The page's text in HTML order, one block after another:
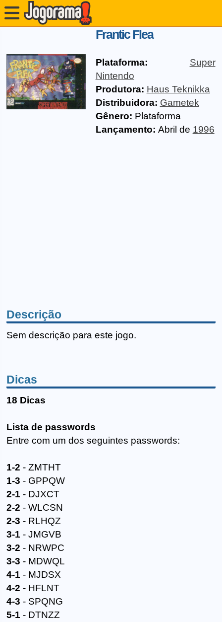
Frantic Flea
Plataforma:
Super
Nintendo
Produtora: Haus Teknikka
Distribuidora: Gametek
Gênero: Plataforma
Lançamento: Abril de 1996
Descrição
Sem descrição para este jogo.
Dicas
18 Dicas
Lista de passwords
Entre com um dos seguintes passwords:
1-2 - ZMTHT
1-3 - GPPQW
2-1 - DJXCT
2-2 - WLCSN
2-3 - RLHQZ
3-1 - JMGVB
3-2 - NRWPC
3-3 - MDWQL
4-1 - MJDSX
4-2 - HFLNT
4-3 - SPQNG
5-1 - DTNZZ